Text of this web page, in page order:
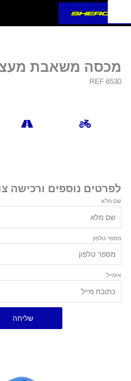
מכסה משאבת
REF 6530
לפרטים נוספים ורכישה
שם מלא
מספר טלפון
אימייל
שליחה